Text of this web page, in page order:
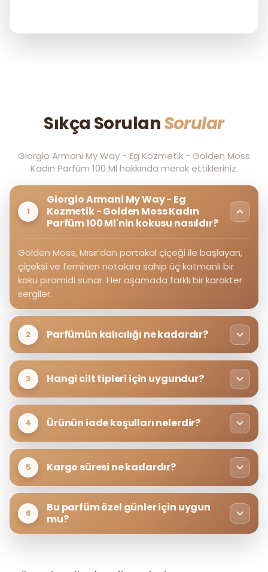
Sıkça SorulanSorular
Giorgio Armani My Way - Eg Kozmetik - Golden Moss
Kadın Parfüm 100 Ml hakkında merak ettikleriniz.
1
Giorgio Armani My Way - Eg
Kozmetik - Golden Moss Kadın
Parfüm 100 Ml'nin kokusu nasıldır?
Golden Moss, Mısır'dan portakal çiçeği ile başlayan,
çiçeksi ve feminen notalara sahip üç katmanlı bir
koku piramidi sunar. Her aşamada farklı bir karakter
sergiler.
2 Parfümün kalıcılığı ne kadardır?
3 Hangi cilt tipleri için uygundur?
4 Ürünün iade koşulları nelerdir?
5 Kargo süresi ne kadardır?
6
Bu parfüm özel günler için uygun
mu?